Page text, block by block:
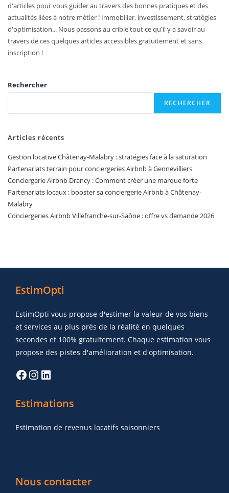
d'articles pour vous guider au travers des bonnes pratiques et des
actualités liées à notre métier ! Immobilier, investissement, stratégies
d'optimisation... Nous passons au crible tout ce qu'il y a savoir au
travers de ces quelques articles accessibles gratuitement et sans
inscription !
Rechercher
RECHERCHER
Articles récents
Gestion locative Châtenay-Malabry : stratégies face à la saturation
Partenariats terrain pour conciergeries Airbnb à Gennevilliers
Conciergerie Airbnb Drancy : Comment créer une marque forte
Partenariats locaux : booster sa conciergerie Airbnb à Châtenay-
Malabry
Conciergeries Airbnb Villefranche-sur-Saône : offre vs demande 2026
EstimOpti
EstimOpti vous propose d'estimer la valeur de vos biens
et services au plus près de la réalité en quelques
secondes et 100% gratuitement. Chaque estimation vous
propose des pistes d'amélioration et d'optimisation.
Estimations
Estimation de revenus locatifs saisonniers
Nous contacter